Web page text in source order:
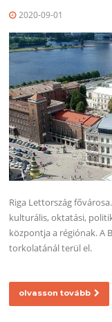
2020-09-01
Riga Lettország
kulturális, oktatási,
központja a régiónak. A
torkolatánál terül el.
olvasson tovább